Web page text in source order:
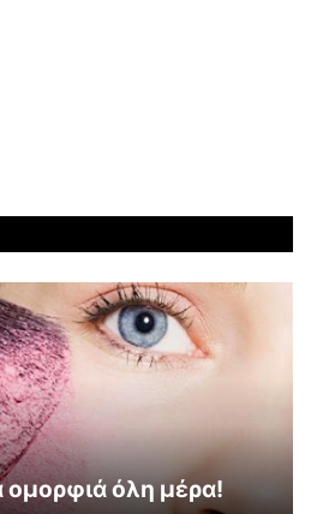
ομορφιά όλη μέρα!